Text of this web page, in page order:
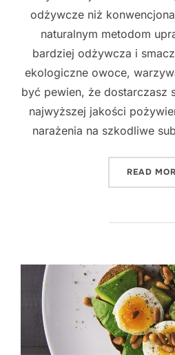
odżywcze niż
naturalnym metodom
bardziej odżywcza i
ekologiczne owoce,
być pewien, że dostarczasz
najwyższej jakości
narażenia na szkodliwe
READ